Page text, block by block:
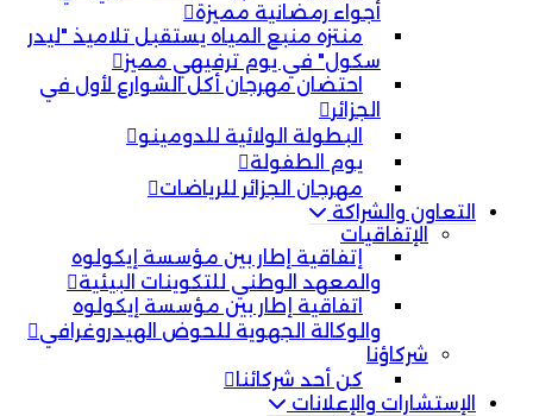
أجواء رمضانية مميزة
منتزه منبع المياه يستقبل تلاميذ "ليدر
سكول" في يوم ترفيهي مميز
احتضان مهرجان أكل الشوارع لأول في
الجزائر
البطولة الولائية للدومينو
يوم الطفولة
مهرجان الجزائر للرياضات
التعاون والشراكة
الإتفاقيات
إتفاقية إطار بين مؤسسة إيكولوه
والمعهد الوطني للتكوينات البيئية
اتفاقية إطار بين مؤسسة إيكولوه
والوكالة الجهوية للحوض الهيدروغرافي
شركاؤنا
كن أحد شركائنا
الإستشارات والإعلانات